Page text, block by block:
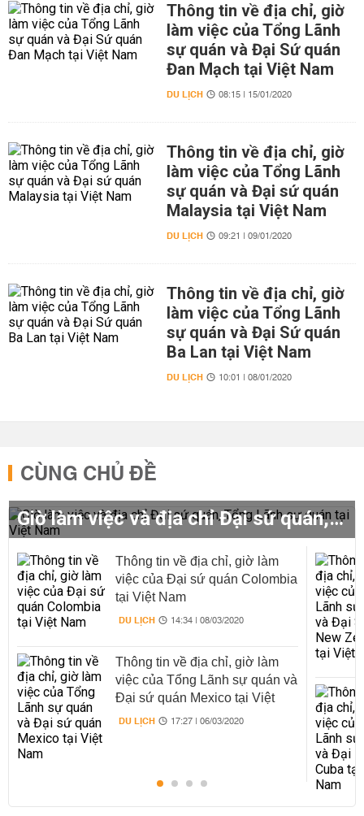
Thông tin về địa chỉ, giờ
làm việc của Tổng Lãnh
sự quán và Đại Sứ quán
Đan Mạch tại Việt Nam
DU LỊCH 08:15 | 15/01/2020
Thông tin về địa chỉ, giờ
làm việc của Tổng Lãnh
sự quán và Đại sứ quán
Malaysia tại Việt Nam
DU LỊCH 09:21 | 09/01/2020
Thông tin về địa chỉ, giờ
làm việc của Tổng Lãnh
sự quán và Đại Sứ quán
Ba Lan tại Việt Nam
DU LỊCH 10:01 | 08/01/2020
CÙNG CHỦ ĐỀ
Giờ làm việc và địa chỉ Đại sứ quán, Tổng Lãnh sự quán tại Việt Nam
Thông tin về địa chỉ, giờ làm
việc của Đại sứ quán Colombia
tại Việt Nam
DU LỊCH 14:34 | 08/03/2020
Thông tin về địa chỉ, giờ làm
việc của Tổng Lãnh sự quán và
Đại sứ quán Mexico tại Việt
Nam
DU LỊCH 17:27 | 06/03/2020